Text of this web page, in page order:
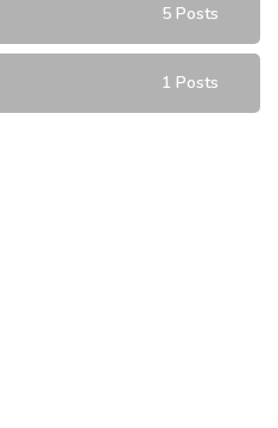
5 Posts
1 Posts